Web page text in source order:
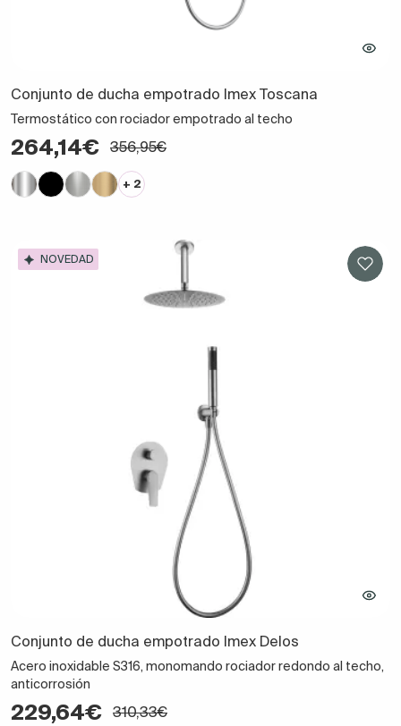
Conjunto de ducha empotrado Imex Toscana
Termostático con rociador empotrado al techo
264,14€ 356,95€
+ 2
NOVEDAD
Conjunto de ducha empotrado Imex Delos
Acero inoxidable S316, monomando rociador redondo al techo,
anticorrosión
229,64€ 310,33€